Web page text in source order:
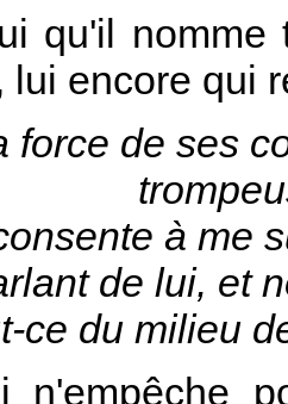
qu'il nomme
lui encore qui
force de ses
à me
de lui, et
ce du milieu
n'empêche